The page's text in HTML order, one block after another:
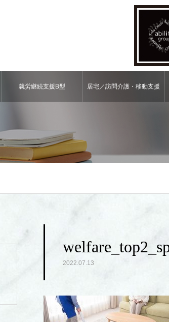
就労継続⽀援B型 居宅／訪問介護・移動⽀援
2022.07.13